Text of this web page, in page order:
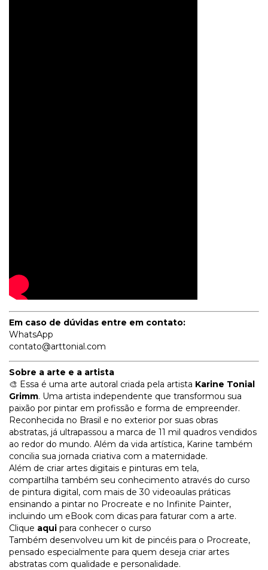
Em caso de dúvidas entre em contato:
WhatsApp
contato@arttonial.com
Sobre a arte e a artista
🎨 Essa é uma arte autoral criada pela artista Karine Tonial
Grimm. Uma artista independente que transformou sua
paixão por pintar em profissão e forma de empreender.
Reconhecida no Brasil e no exterior por suas obras
abstratas, já ultrapassou a marca de 11 mil quadros vendidos
ao redor do mundo. Além da vida artística, Karine também
concilia sua jornada criativa com a maternidade.
Além de criar artes digitais e pinturas em tela,
compartilha também seu conhecimento através do curso
de pintura digital, com mais de 30 videoaulas práticas
ensinando a pintar no Procreate e no Infinite Painter,
incluindo um eBook com dicas para faturar com a arte.
Clique aqui para conhecer o curso
Também desenvolveu um kit de pincéis para o Procreate,
pensado especialmente para quem deseja criar artes
abstratas com qualidade e personalidade.